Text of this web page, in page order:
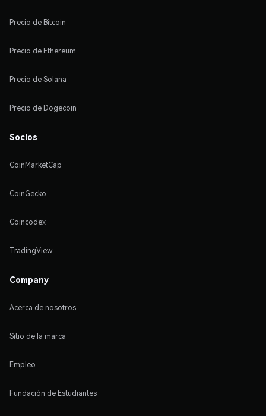
Precio de Bitcoin
Precio de Ethereum
Precio de Solana
Precio de Dogecoin
Socios
CoinMarketCap
CoinGecko
Coincodex
TradingView
Company
Acerca de nosotros
Sitio de la marca
Empleo
Fundación de Estudiantes